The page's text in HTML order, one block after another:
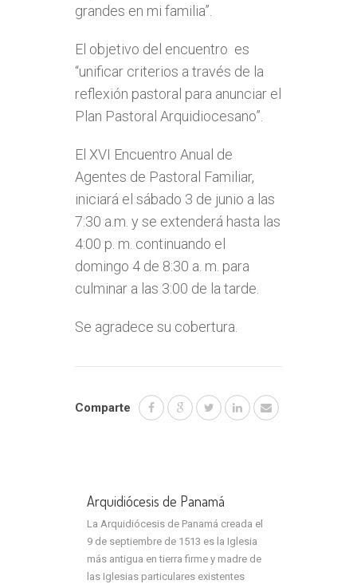
grandes en mi familia”.
El objetivo del encuentro es
“unificar criterios a través de la
reflexión pastoral para anunciar el
Plan Pastoral Arquidiocesano”.
El XVI Encuentro Anual de
Agentes de Pastoral Familiar,
iniciará el sábado 3 de junio a las
7:30 a.m. y se extenderá hasta las
4:00 p. m. continuando el
domingo 4 de 8:30 a. m. para
culminar a las 3:00 de la tarde.
Se agradece su cobertura.
Comparte
Arquidiócesis de Panamá
La Arquidiócesis de Panamá creada el
9 de septiembre de 1513 es la Iglesia
más antigua en tierra firme y madre de
las Iglesias particulares existentes